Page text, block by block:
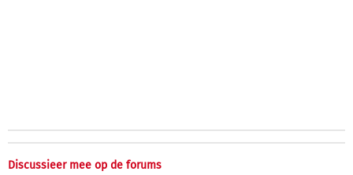
Discussieer mee op de forums